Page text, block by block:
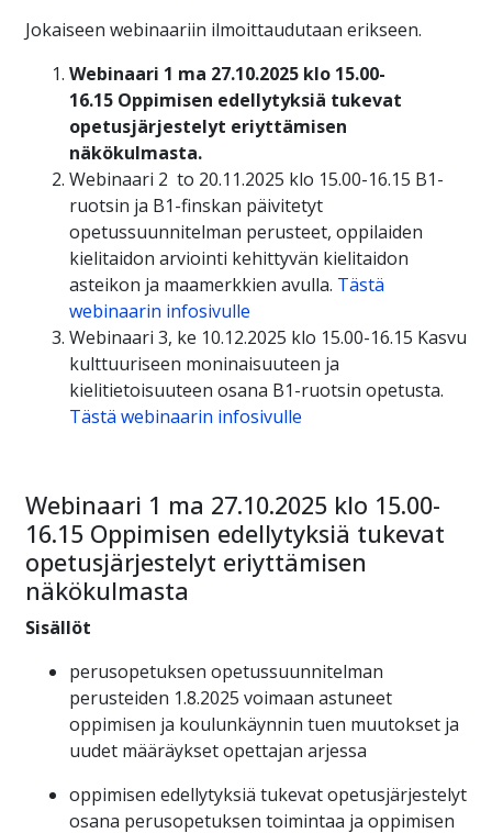
Jokaiseen webinaariin ilmoittaudutaan erikseen.
Webinaari 1 ma 27.10.2025 klo 15.00-
16.15 Oppimisen edellytyksiä tukevat
opetusjärjestelyt eriyttämisen
näkökulmasta.
Webinaari 2 to 20.11.2025 klo 15.00-16.15 B1-
ruotsin ja B1-finskan päivitetyt
opetussuunnitelman perusteet, oppilaiden
kielitaidon arviointi kehittyvän kielitaidon
asteikon ja maamerkkien avulla. Tästä
webinaarin infosivulle
Webinaari 3, ke 10.12.2025 klo 15.00-16.15 Kasvu
kulttuuriseen moninaisuuteen ja
kielitietoisuuteen osana B1-ruotsin opetusta.
Tästä webinaarin infosivulle
Webinaari 1 ma 27.10.2025 klo 15.00-
16.15 Oppimisen edellytyksiä tukevat
opetusjärjestelyt eriyttämisen
näkökulmasta
Sisällöt
perusopetuksen opetussuunnitelman
perusteiden 1.8.2025 voimaan astuneet
oppimisen ja koulunkäynnin tuen muutokset ja
uudet määräykset opettajan arjessa
oppimisen edellytyksiä tukevat opetusjärjestelyt
osana perusopetuksen toimintaa ja oppimisen